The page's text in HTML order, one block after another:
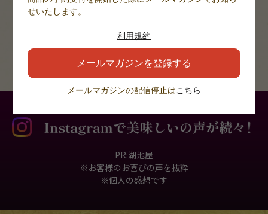
じゃがいも本来の旨みが繊細に際立つ。
国産じゃがいもを100%使用した
ポテトチップスの旨みをお楽しみください！
PR:湖池屋
※お客様のお喜びの声を抜粋
※個人の感想です
せいたします。
利用規約
メールマガジンを登録する
メールマガジンの配信停止は こちら